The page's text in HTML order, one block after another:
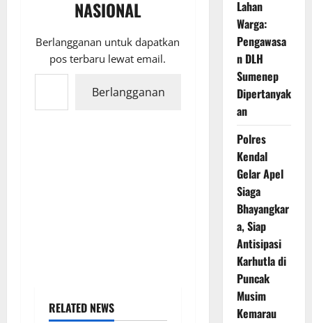
NASIONAL
Berlangganan untuk dapatkan
pos terbaru lewat email.
Ketikkan email Anda...
Berlangganan
RELATED NEWS
Lahan
Warga:
Pengawasa
n DLH
Sumenep
Dipertanyak
an
Polres
Kendal
Gelar Apel
Siaga
Bhayangkar
a, Siap
Antisipasi
Karhutla di
Puncak
Musim
Kemarau